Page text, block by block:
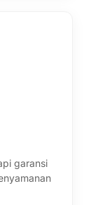
garansi